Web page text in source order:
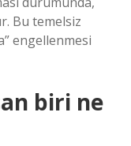
Bu temelsiz
engellenmesi
biri ne